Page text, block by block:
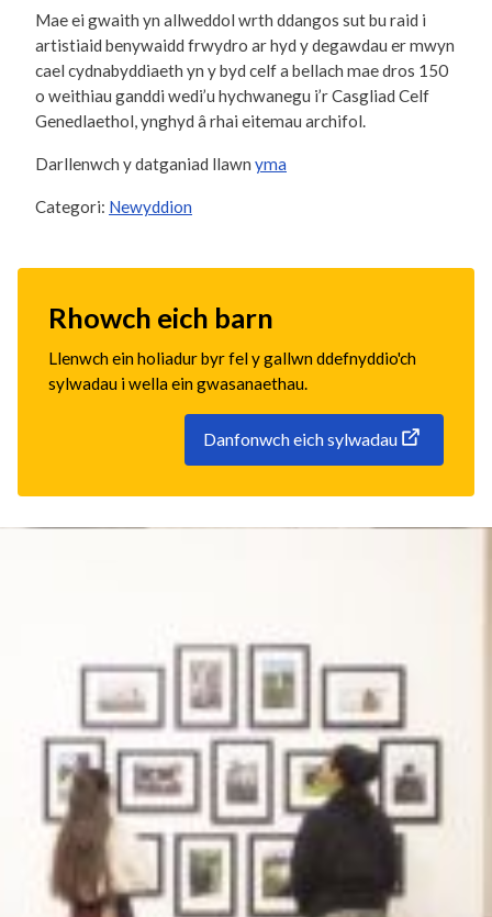
Mae ei gwaith yn allweddol wrth ddangos sut bu raid i
artistiaid benywaidd frwydro ar hyd y degawdau er mwyn
cael cydnabyddiaeth yn y byd celf a bellach mae dros 150
o weithiau ganddi wedi’u hychwanegu i’r Casgliad Celf
Genedlaethol, ynghyd â rhai eitemau archifol.
Darllenwch y datganiad llawn yma
Categori: Newyddion
Rhowch eich barn
Llenwch ein holiadur byr fel y gallwn ddefnyddio'ch
sylwadau i wella ein gwasanaethau.
Danfonwch eich sylwadau